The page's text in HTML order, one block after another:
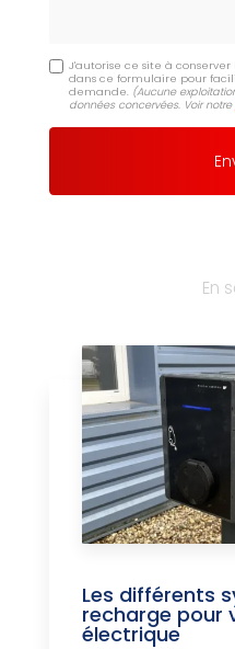
J'autorise ce site à
dans ce formulaire pour
demande. (Aucune
données concervées. Voir notre
En
Les différents
recharge pour
électrique